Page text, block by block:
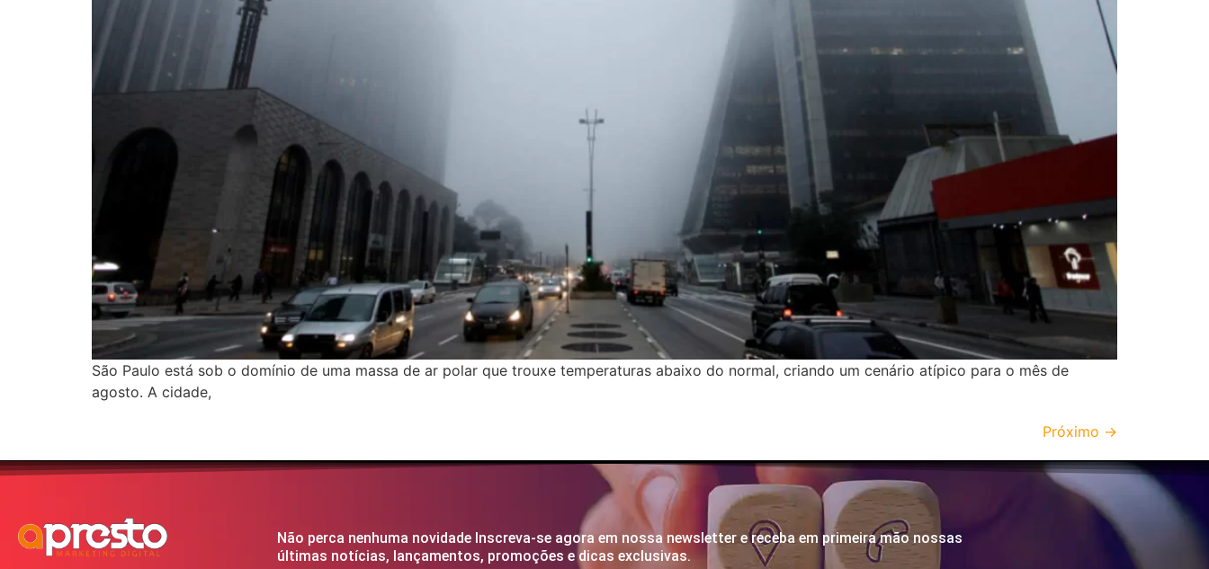
São Paulo está sob o domínio de uma massa de ar polar que trouxe temperaturas abaixo do normal, criando um cenário atípico para o mês de
agosto. A cidade,
Próximo →
Não perca nenhuma novidade Inscreva-se agora em nossa newsletter e receba em primeira mão nossas
últimas notícias, lançamentos, promoções e dicas exclusivas.